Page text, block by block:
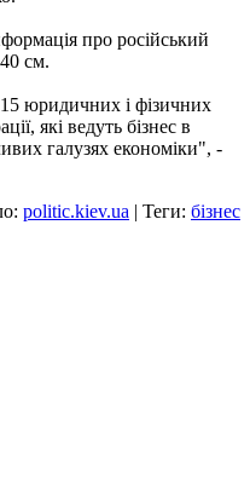
про російський
см.
юридичних і фізичних
які ведуть бізнес в
галузях економіки", -
politic.kiev.ua | Теги: бізнес